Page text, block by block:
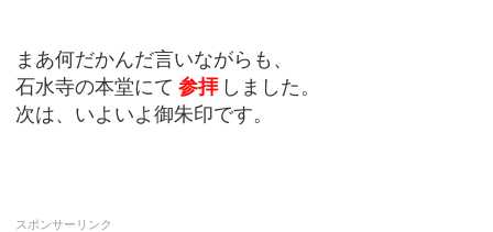
まあ何だかんだ言いながらも、
石水寺の本堂にて 参拝 しました。
次は、いよいよ御朱印です。
スポンサーリンク